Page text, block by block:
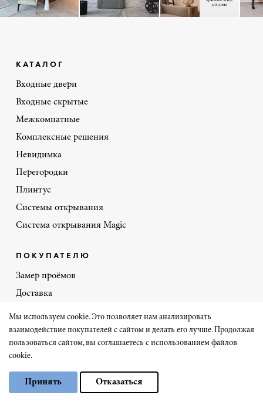
КАТАЛОГ
Входные двери
Входные скрытые
Межкомнатные
Комплексные решения
Невидимка
Перегородки
Плинтус
Системы открывания
Система открывания Magic
ПОКУПАТЕЛЮ
Замер проёмов
Доставка
Материалы отделки
Портфолио
Отзывы
Мы используем cookie. Это позволяет нам анализировать
взаимодействие покупателей с сайтом и делать его лучше. Продолжая
пользоваться сайтом, вы соглашаетесь с использованием файлов
cookie.
Минимальные
Принять Отказаться